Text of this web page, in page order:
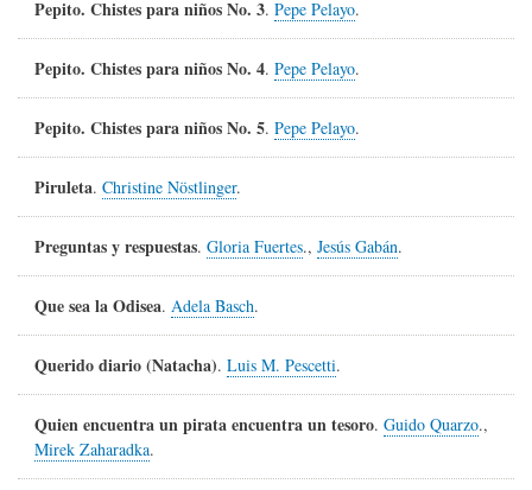
Pepito. Chistes para niños No. 3. Pepe Pelayo.
Pepito. Chistes para niños No. 4. Pepe Pelayo.
Pepito. Chistes para niños No. 5. Pepe Pelayo.
Piruleta. Christine Nöstlinger.
Preguntas y respuestas. Gloria Fuertes., Jesús Gabán.
Que sea la Odisea. Adela Basch.
Querido diario (Natacha). Luis M. Pescetti.
Quien encuentra un pirata encuentra un tesoro. Guido Quarzo.,
Mirek Zaharadka.